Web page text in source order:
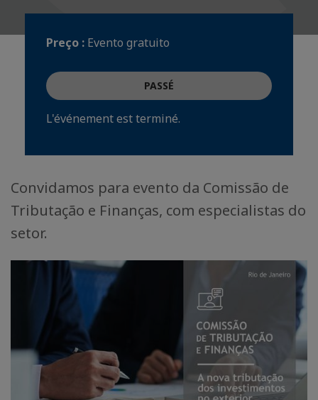
Preço : Evento gratuito
PASSÉ
L'événement est terminé.
Convidamos para evento da Comissão de
Tributação e Finanças, com especialistas do
setor.